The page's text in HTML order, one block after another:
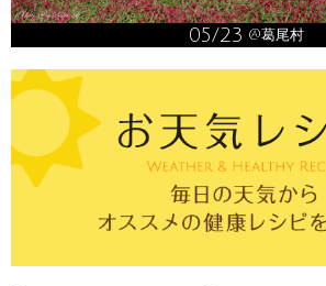
05/23 @葛尾村